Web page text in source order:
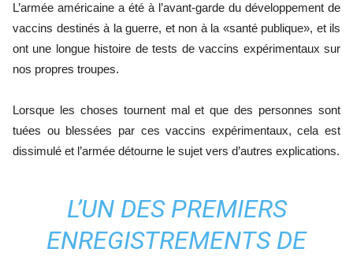
L’armée américaine a été à l’avant-garde du développement de
vaccins destinés à la guerre, et non à la «santé publique», et ils
ont une longue histoire de tests de vaccins expérimentaux sur
nos propres troupes.
Lorsque les choses tournent mal et que des personnes sont
tuées ou blessées par ces vaccins expérimentaux, cela est
dissimulé et l’armée détourne le sujet vers d’autres explications.
L’UN DES PREMIERS
ENREGISTREMENTS DE